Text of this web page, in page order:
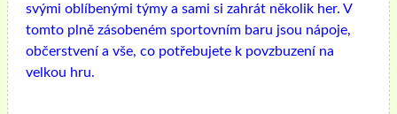
svými oblíbenými týmy a sami si zahrát několik her. V
tomto plně zásobeném sportovním baru jsou nápoje,
občerstvení a vše, co potřebujete k povzbuzení na
velkou hru.